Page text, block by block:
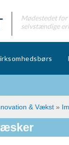
Mødestedet
selvstændige
& Vækst »